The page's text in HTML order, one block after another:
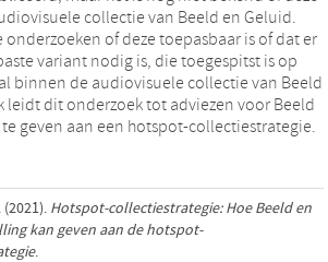
collectie van Beeld en Geluid.
of deze toepasbaar is of dat er
variant nodig is, die toegespitst is op
binnen de audiovisuele collectie van Beeld
leidt dit onderzoek tot adviezen voor Beeld
geven aan een hotspot-collectiestrategie.
Hotspot-collectiestrategie: Hoe Beeld en
kan geven aan de hotspot-
.